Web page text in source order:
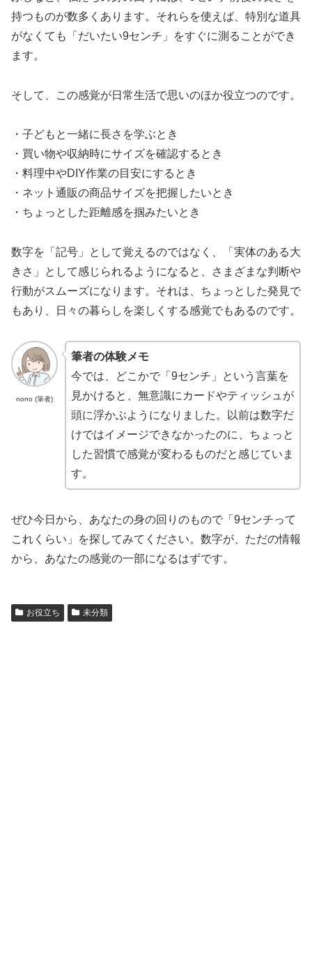
持つものが数多くあります。それらを使えば、特別な道具
がなくても「だいたい9センチ」をすぐに測ることができ
ます。
そして、この感覚が日常生活で思いのほか役立つのです。
・子どもと一緒に長さを学ぶとき
・買い物や収納時にサイズを確認するとき
・料理中やDIY作業の目安にするとき
・ネット通販の商品サイズを把握したいとき
・ちょっとした距離感を掴みたいとき
数字を「記号」として覚えるのではなく、「実体のある大
きさ」として感じられるようになると、さまざまな判断や
行動がスムーズになります。それは、ちょっとした発見で
もあり、日々の暮らしを楽しくする感覚でもあるのです。
nono (筆者)
筆者の体験メモ
今では、どこかで「9センチ」という言葉を
見かけると、無意識にカードやティッシュが
頭に浮かぶようになりました。以前は数字だ
けではイメージできなかったのに、ちょっと
した習慣で感覚が変わるものだと感じていま
す。
ぜひ今日から、あなたの身の回りのもので「9センチって
これくらい」を探してみてください。数字が、ただの情報
から、あなたの感覚の一部になるはずです。
お役立ち 未分類